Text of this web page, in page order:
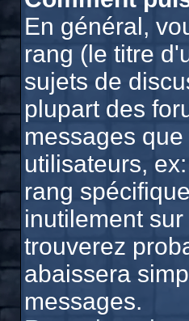
En général,
rang (le titre
sujets de
plupart des
messages
utilisateurs,
rang
inutilement
trouverez
abaissera
messages.